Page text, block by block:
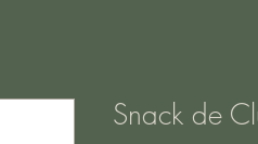
Snack de